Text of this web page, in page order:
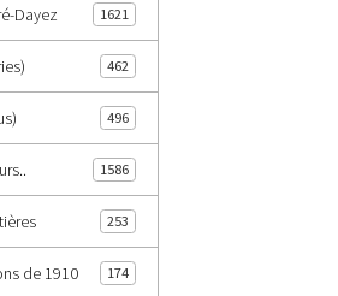
Dayez 1621
462
496
1586
253
de 1910 174